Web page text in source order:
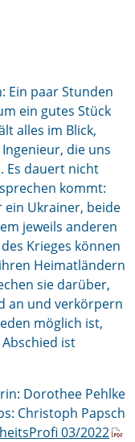
Ein paar Stunden
ein gutes Stück
alles im Blick,
die uns
Es dauert nicht
kommt:
ein Ukrainer, beide
jeweils anderen
Krieges können
Heimatländern
sie darüber,
an und verkörpern
möglich ist,
ist
Dorothee Pehlke
Christoph Papsch
03/2022